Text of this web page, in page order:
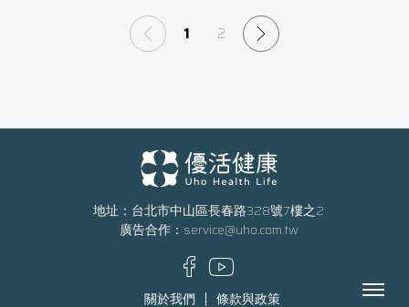
看以下「4種減肥型態」你是哪一型？醫師親自解答！
1 2
地址：台北市中山區長春路328號7樓之2
廣告合作： service@uho.com.tw
關於我們 條款與政策 Menu